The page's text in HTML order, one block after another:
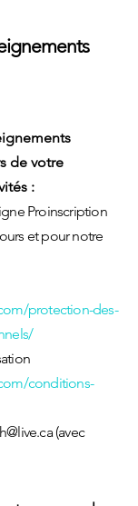
de votre
:
Proinscription
et pour notre
protection-des-
conditions-
(avec